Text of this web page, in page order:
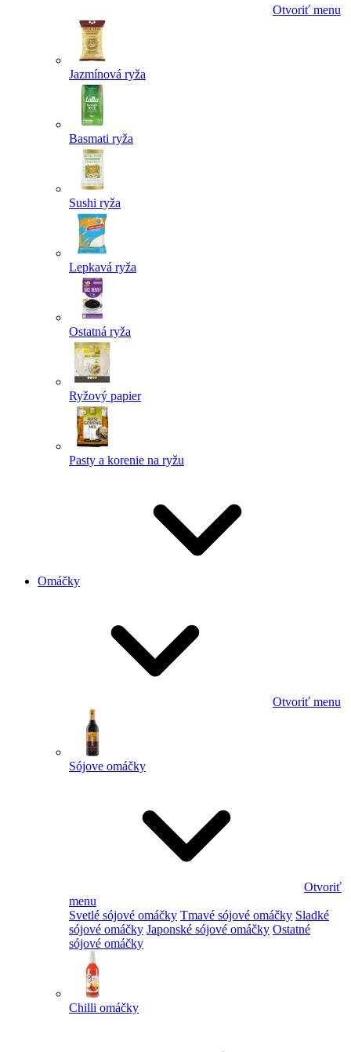
Otvoriť menu
Jazmínová ryža
Basmati ryža
Sushi ryža
Lepkavá ryža
Ostatná ryža
Ryžový papier
Pasty a korenie na ryžu
Omáčky
Otvoriť menu
Sójove omáčky
Otvoriť
menu
Svetlé sójové omáčky Tmavé sójové omáčky Sladké
sójové omáčky Japonské sójové omáčky Ostatné
sójové omáčky
Chilli omáčky